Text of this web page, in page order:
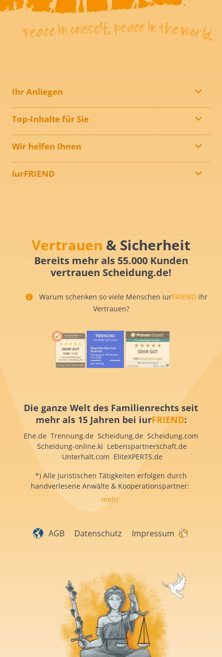
Ihr Anliegen
Top-Inhalte für Sie
Wir helfen Ihnen
iurFRIEND
Vertrauen & Sicherheit
Bereits mehr als 55.000 Kunden
vertrauen Scheidung.de!
Warum schenken so viele Menschen iurFRIEND ihr
Vertrauen?
Die ganze Welt des Familienrechts seit
mehr als 15 Jahren bei iurFRIEND:
Ehe.de Trennung.de Scheidung.de Scheidung.com
Scheidung-online.ki Lebenspartnerschaft.de
Unterhalt.com EliteXPERTS.de
*) Alle juristischen Tätigkeiten erfolgen durch
handverlesene Anwälte & Kooperationspartner:
mehr
AGB Datenschutz Impressum